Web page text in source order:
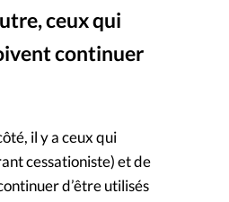
La boutique
Mon compte
ceux qui
continuer
il y a ceux qui
cessationiste) et de
d’être utilisés